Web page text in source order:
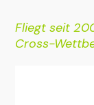
Fliegt seit
Cross-